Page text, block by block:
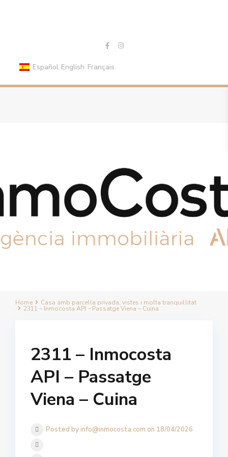
Español English Français
Home Casa amb parcel·la privada, vistes i molta tranquil·litat
2311 – Inmocosta API – Passatge Viena – Cuina
2311 – Inmocosta
API – Passatge
Viena – Cuina
Posted by info@inmocosta.com on 18/04/2026